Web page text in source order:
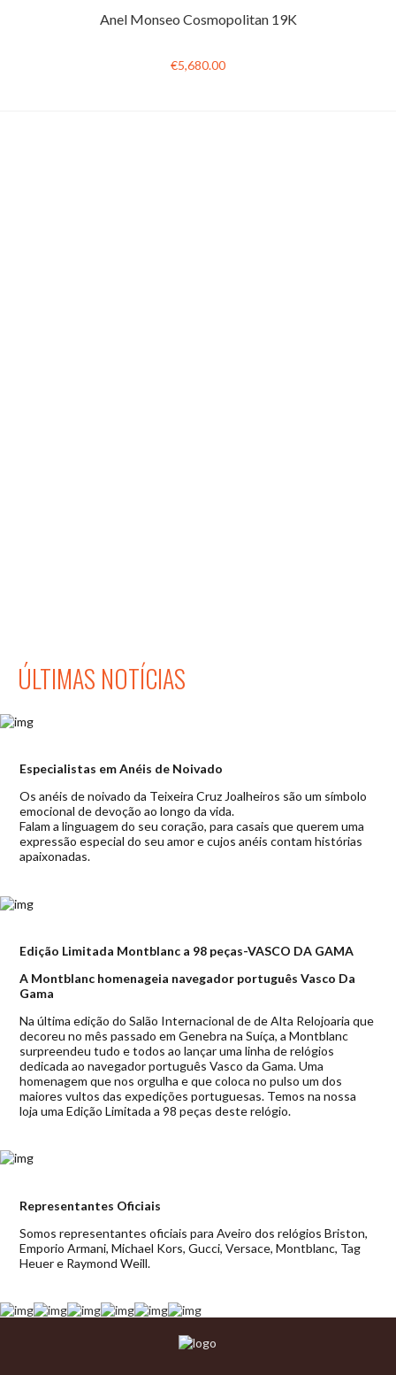
Anel Monseo Cosmopolitan 19K
€5,680.00
ÚLTIMAS NOTÍCIAS
Especialistas em Anéis de Noivado
Os anéis de noivado da Teixeira Cruz Joalheiros são um símbolo
emocional de devoção ao longo da vida.
Falam a linguagem do seu coração, para casais que querem uma
expressão especial do seu amor e cujos anéis contam histórias
apaixonadas.
Edição Limitada Montblanc a 98 peças-VASCO DA GAMA
A Montblanc homenageia navegador português Vasco Da
Gama
Na última edição do Salão Internacional de de Alta Relojoaria que
decoreu no mês passado em Genebra na Suíça, a Montblanc
surpreendeu tudo e todos ao lançar uma linha de relógios
dedicada ao navegador português Vasco da Gama. Uma
homenagem que nos orgulha e que coloca no pulso um dos
maiores vultos das expedições portuguesas. Temos na nossa
loja uma Edição Limitada a 98 peças deste relógio.
Representantes Oficiais
Somos representantes oficiais para Aveiro dos relógios Briston,
Emporio Armani, Michael Kors, Gucci, Versace, Montblanc, Tag
Heuer e Raymond Weill.